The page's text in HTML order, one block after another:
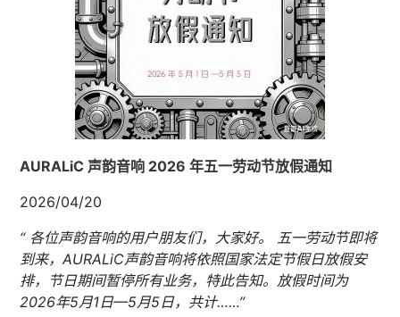
AURALiC 声韵音响 2026 年五一劳动节放假通知
2026/04/20
“ 各位声韵音响的用户朋友们，大家好。 五一劳动节即将
到来，AURALiC声韵音响将依照国家法定节假日放假安
排，节日期间暂停所有业务，特此告知。放假时间为
2026年5月1日—5月5日，共计……”